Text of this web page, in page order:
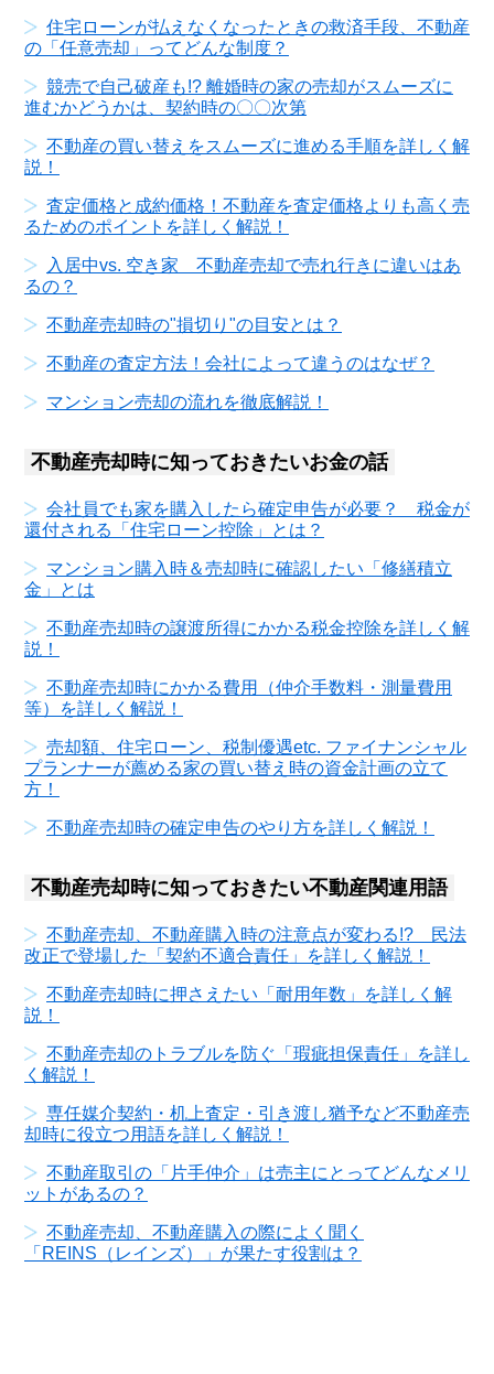
住宅ローンが払えなくなったときの救済手段、不動産
の「任意売却」ってどんな制度？
競売で自己破産も!? 離婚時の家の売却がスムーズに
進むかどうかは、契約時の〇〇次第
不動産の買い替えをスムーズに進める手順を詳しく解
説！
査定価格と成約価格！不動産を査定価格よりも高く売
るためのポイントを詳しく解説！
入居中vs. 空き家 不動産売却で売れ行きに違いはあ
るの？
不動産売却時の"損切り"の目安とは？
不動産の査定方法！会社によって違うのはなぜ？
マンション売却の流れを徹底解説！
不動産売却時に知っておきたいお金の話
会社員でも家を購入したら確定申告が必要？ 税金が
還付される「住宅ローン控除」とは？
マンション購入時＆売却時に確認したい「修繕積立
金」とは
不動産売却時の譲渡所得にかかる税金控除を詳しく解
説！
不動産売却時にかかる費用（仲介手数料・測量費用
等）を詳しく解説！
売却額、住宅ローン、税制優遇etc. ファイナンシャル
プランナーが薦める家の買い替え時の資金計画の立て
方！
不動産売却時の確定申告のやり方を詳しく解説！
不動産売却時に知っておきたい不動産関連用語
不動産売却、不動産購入時の注意点が変わる!? 民法
改正で登場した「契約不適合責任」を詳しく解説！
不動産売却時に押さえたい「耐用年数」を詳しく解
説！
不動産売却のトラブルを防ぐ「瑕疵担保責任」を詳し
く解説！
専任媒介契約・机上査定・引き渡し猶予など不動産売
却時に役立つ用語を詳しく解説！
不動産取引の「片手仲介」は売主にとってどんなメリ
ットがあるの？
不動産売却、不動産購入の際によく聞く
「REINS（レインズ）」が果たす役割は？